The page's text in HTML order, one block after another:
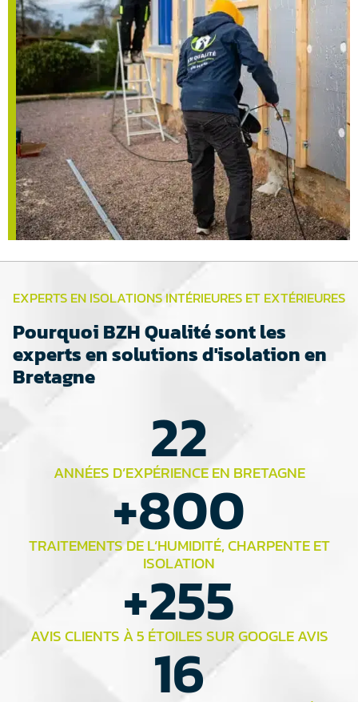
EXPERTS EN ISOLATIONS INTÉRIEURES ET EXTÉRIEURES
Pourquoi BZH Qualité sont les
experts en solutions d'isolation en
Bretagne
ANNÉES D’EXPÉRIENCE EN BRETAGNE
22
TRAITEMENTS DE L’HUMIDITÉ, CHARPENTE ET
ISOLATION
+800
AVIS CLIENTS À 5 ÉTOILES SUR GOOGLE AVIS
+255
16